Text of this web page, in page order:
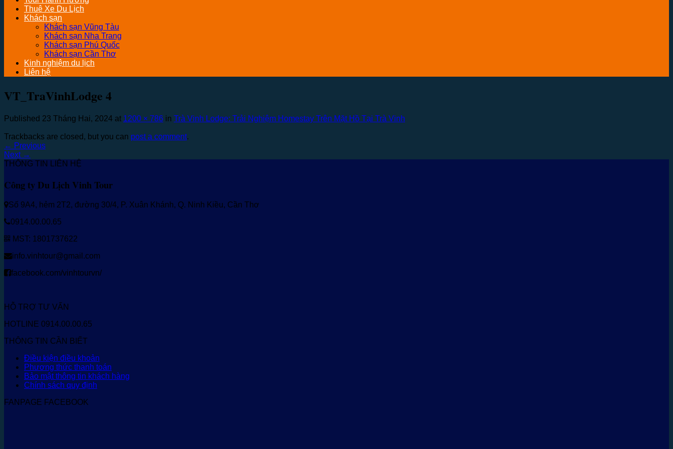
Thuê Xe Du Lịch
Khách sạn
Khách sạn Vũng Tàu
Khách sạn Nha Trang
Khách sạn Phú Quốc
Khách sạn Cần Thơ
Kinh nghiệm du lịch
Liên hệ
VT_TraVinhLodge 4
Published 23 Tháng Hai, 2024 at 1200 × 786 in Trà Vinh Lodge: Trải Nghiệm Homestay Trên Mặt Hồ Tại Trà Vinh
Trackbacks are closed, but you can post a comment.
← Previous
Next →
THÔNG TIN LIÊN HỆ
Công ty Du Lịch Vinh Tour
Số 9A4, hẻm 2T2, đường 30/4, P. Xuân Khánh, Q. Ninh Kiều, Cần Thơ
0914.00.00.65
MST: 1801737622
info.vinhtour@gmail.com
facebook.com/vinhtourvn/
HỖ TRỢ TƯ VẤN
HOTLINE 0914.00.00.65
THÔNG TIN CẦN BIẾT
Điều kiện điều khoản
Phương thức thanh toán
Bảo mật thông tin khách hàng
Chính sách quy định
FANPAGE FACEBOOK